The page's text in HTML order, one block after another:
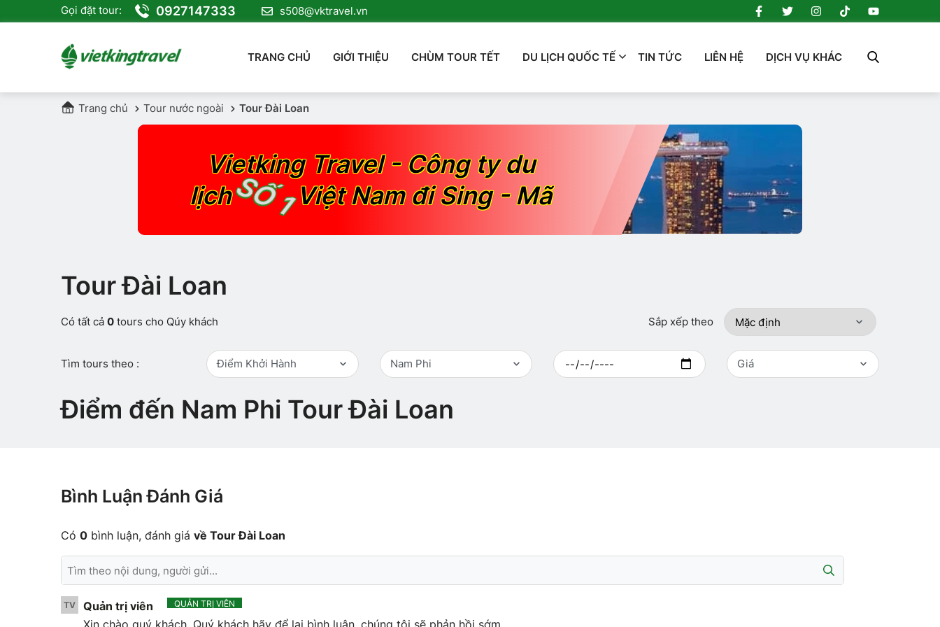
Gọi đặt tour: 0927147333 s508@vktravel.vn
TRANG CHỦ GIỚI THIỆU CHÙM TOUR TẾT DU LỊCH QUỐC TẾ TIN TỨC LIÊN HỆ DỊCH VỤ KHÁC
Trang chủ Tour nước ngoài Tour Đài Loan
Vietking Travel - Công ty du
lịchSỐ 1Việt Nam đi Sing - Mã
Tour Đài Loan
Có tất cả 0 tours cho Qúy khách Sắp xếp theo
Tìm tours theo : Điểm Khởi Hành Nam Phi Giá
Điểm đến Nam Phi Tour Đài Loan
Bình Luận Đánh Giá
Có 0 bình luận, đánh giá về Tour Đài Loan
TV Quản trị viên QUẢN TRỊ VIÊN
Xin chào quý khách. Quý khách hãy để lại bình luận, chúng tôi sẽ phản hồi sớm